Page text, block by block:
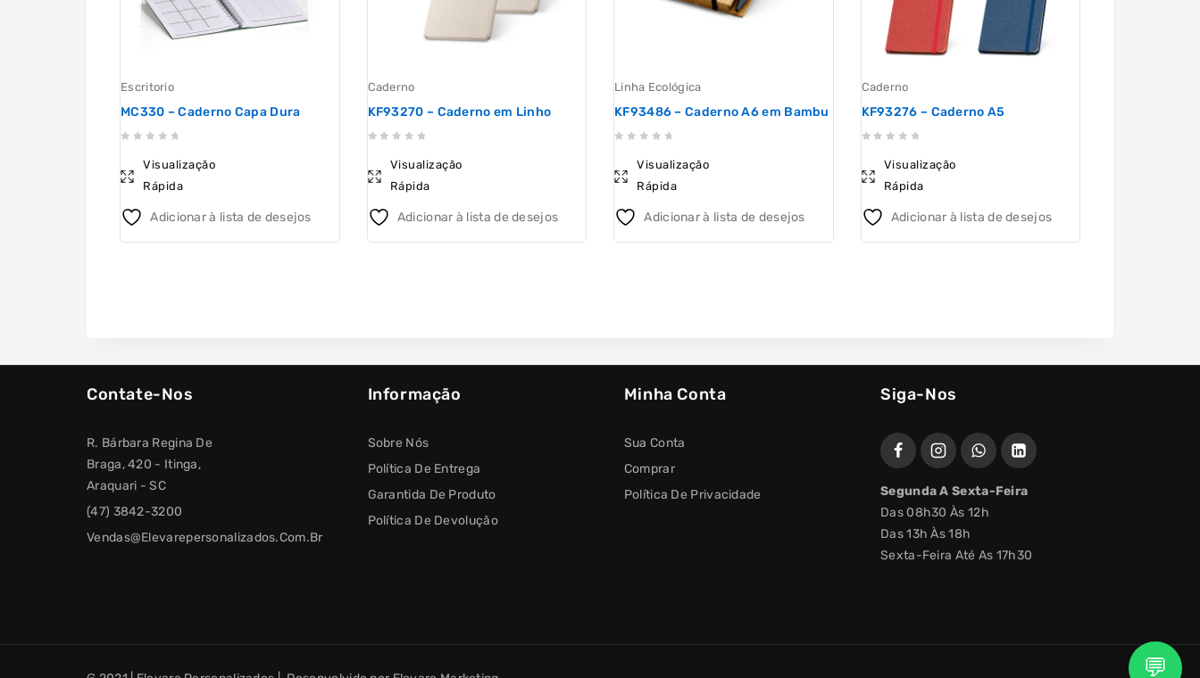
Escritorio
MC330 – Caderno Capa Dura
Visualização
Rápida
Adicionar à lista de desejos
Caderno
KF93270 – Caderno em Linho
Visualização
Rápida
Adicionar à lista de desejos
Linha Ecológica
KF93486 – Caderno A6 em Bambu
Visualização
Rápida
Adicionar à lista de desejos
Caderno
KF93276 – Caderno A5
Visualização
Rápida
Adicionar à lista de desejos
Contate-Nos
R. Bárbara Regina De
Braga, 420 - Itinga,
Araquari - SC
(47) 3842-3200
Vendas@elevarepersonalizados.com.br
Informação
Sobre Nós
Política De Entrega
Garantida De Produto
Política De Devolução
Minha Conta
Sua Conta
Comprar
Política De Privacidade
Siga-Nos
Segunda A Sexta-Feira
Das 08h30 Às 12h
Das 13h Às 18h
Sexta-Feira Até As 17h30
💬